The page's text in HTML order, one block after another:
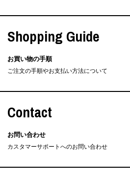
Shopping Guide
お買い物の手順
ご注文の手順やお支払い方法について
Contact
お問い合わせ
カスタマーサポートへのお問い合わせ